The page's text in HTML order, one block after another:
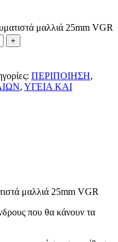
μαλλιά 25mm VGR
ΠΕΡΙΠΟΙΗΣΗ,
, ΥΓΕΙΑ ΚΑΙ
μαλλιά 25mm VGR
που θα κάνουν τα